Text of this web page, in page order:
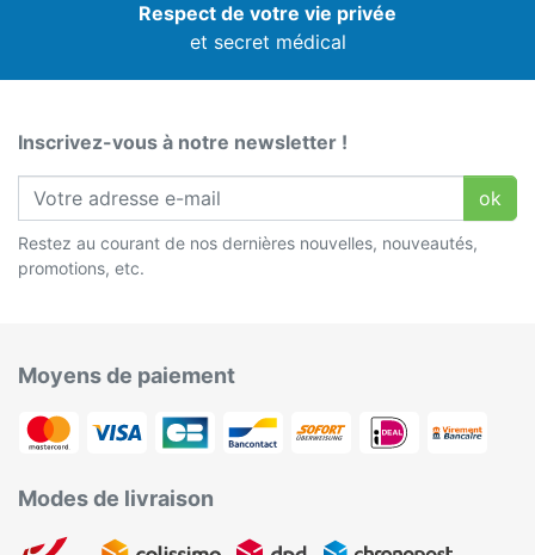
Respect de votre vie privée
et secret médical
Inscrivez-vous à notre newsletter !
ok
Restez au courant de nos dernières nouvelles, nouveautés,
promotions, etc.
Moyens de paiement
Modes de livraison